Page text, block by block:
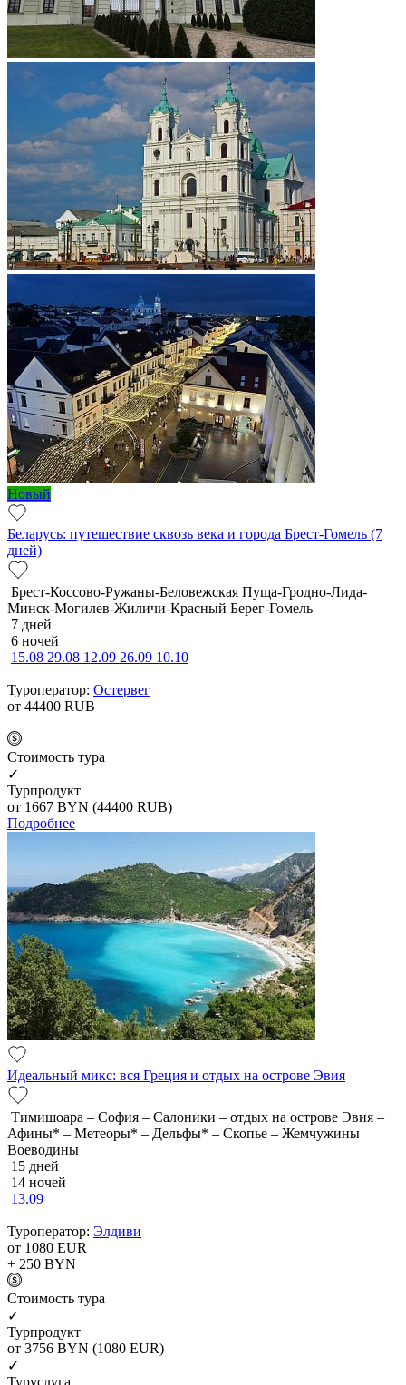
Новый
Беларусь: путешествие сквозь века и города Брест-Гомель (7
дней)
Брест-Коссово-Ружаны-Беловежская Пуща-Гродно-Лида-
Минск-Могилев-Жиличи-Красный Берег-Гомель
7 дней
6 ночей
15.08 29.08 12.09 26.09 10.10
Туроператор: Остервег
от 44400 RUB
Cтоимость тура
✓
Турпродукт
от 1667 BYN (44400 RUB)
Подробнее
Идеальный микс: вся Греция и отдых на острове Эвия
Тимишоара – София – Салоники – отдых на острове Эвия –
Афины* – Метеоры* – Дельфы* – Скопье – Жемчужины
Воеводины
15 дней
14 ночей
13.09
Туроператор: Элдиви
от 1080 EUR
+ 250 BYN
Cтоимость тура
✓
Турпродукт
от 3756 BYN (1080 EUR)
✓
Туруслуга